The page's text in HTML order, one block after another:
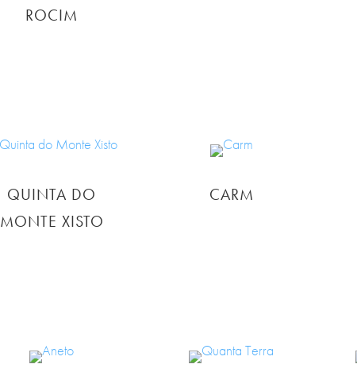
ROCIM
QUINTA DO
MONTE XISTO
CARM